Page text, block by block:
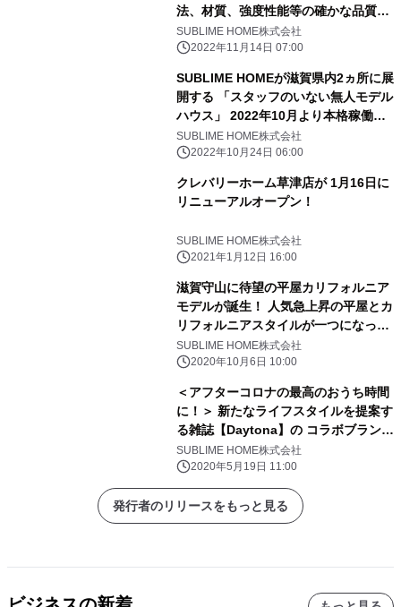
法、材質、強度性能等の確かな品質基
準を持つ JAS構造材を採用したデンタ
ルクリニック。
SUBLIME HOME株式会社
2022年11月14日 07:00
SUBLIME HOMEが滋賀県内2ヵ所に展
開する 「スタッフのいない無人モデル
ハウス」 2022年10月より本格稼働開
始！
SUBLIME HOME株式会社
2022年10月24日 06:00
クレバリーホーム草津店が 1月16日に
リニューアルオープン！
SUBLIME HOME株式会社
2021年1月12日 16:00
滋賀守山に待望の平屋カリフォルニア
モデルが誕生！ 人気急上昇の平屋とカ
リフォルニアスタイルが一つになった
モデルハウスが10月10日(土)OPEN
SUBLIME HOME株式会社
2020年10月6日 10:00
＜アフターコロナの最高のおうち時間
に！＞ 新たなライフスタイルを提案す
る雑誌【Daytona】の コラボブラン
ド、デイトナハウス×LDK 滋賀南の モ
デルハウスが5月23日(土)OPEN！！
SUBLIME HOME株式会社
2020年5月19日 11:00
発行者のリリースをもっと見る